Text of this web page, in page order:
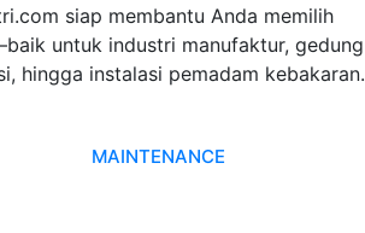
siap membantu Anda memilih
untuk industri manufaktur, gedung
hingga instalasi pemadam kebakaran.
MAINTENANCE